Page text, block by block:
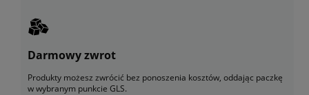
Darmowy zwrot
Produkty możesz zwrócić bez ponoszenia kosztów, oddając paczkę
w wybranym punkcie GLS.